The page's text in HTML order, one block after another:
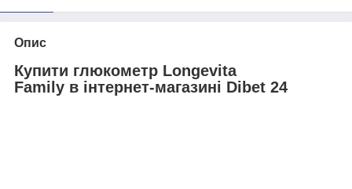
Опис
Купити глюкометр Longevita
Family в інтернет-магазині Dibet 24